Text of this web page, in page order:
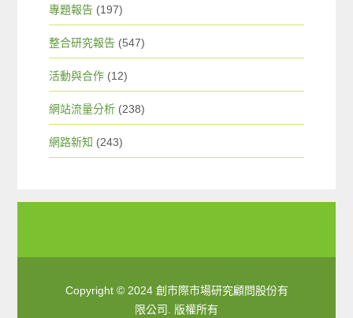
專題報告 (197)
整合研究報告 (547)
活動與合作 (12)
網站流量分析 (238)
網路新知 (243)
Copyright © 2024 創市際市場研究顧問股份有
限公司. 版權所有